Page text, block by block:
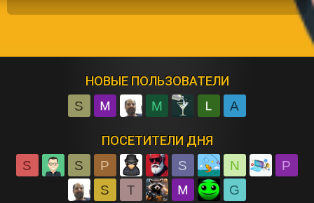
НОВЫЕ ПОЛЬЗОВАТЕЛИ
S M A
ПОСЕТИТЕЛИ ДНЯ
S S P S N
P
S
T G